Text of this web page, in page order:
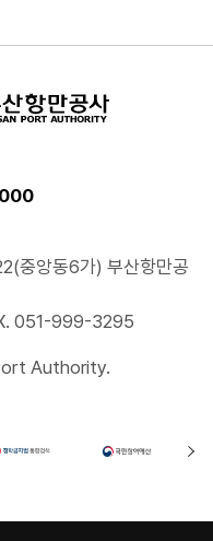
중앙동6가) 부산항만공
051-999-3295
Authority.